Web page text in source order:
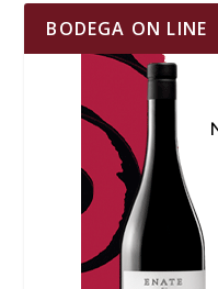
BODEGA ON LINE